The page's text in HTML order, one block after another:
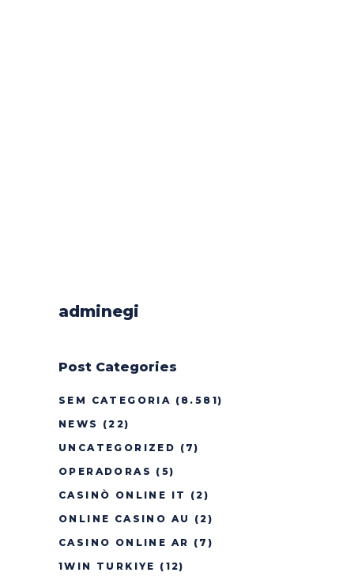
adminegi
Post Categories
SEM CATEGORIA (8.581)
NEWS
(22)
UNCATEGORIZED (7)
OPERADORAS (5)
CASINÒ ONLINE IT
(2)
ONLINE CASINO AU
(2)
CASINO ONLINE AR (7)
1WIN TURKIYE (12)